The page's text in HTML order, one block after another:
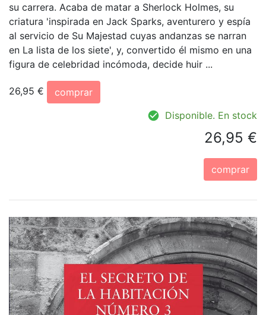
su carrera. Acaba de matar a Sherlock Holmes, su
criatura 'inspirada en Jack Sparks, aventurero y espía
al servicio de Su Majestad cuyas andanzas se narran
en La lista de los siete', y, convertido él mismo en una
figura de celebridad incómoda, decide huir ...
26,95 €
comprar
Disponible. En stock
26,95 €
comprar